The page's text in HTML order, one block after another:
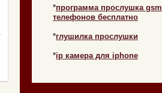
*программа прослушка gsm
телефонов бесплатно
*глушилка прослушки
*ip камера для iphone